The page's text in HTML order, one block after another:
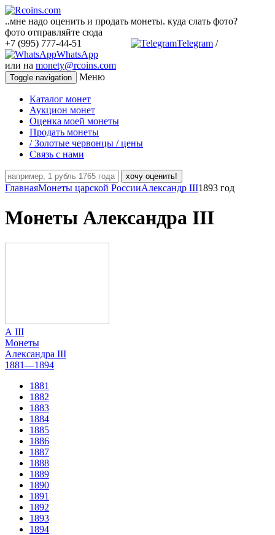
..мне надо оценить и продать монеты. куда слать фото?
фото отправляйте сюда
+7 (995) 777-44-51
Telegram /
WhatsApp
или на monety@rcoins.com
Toggle navigation Меню
Каталог монет
Аукцион монет
Оценка моей монеты
Продать монеты
/ Золотые червонцы / цены
Связь с нами
хочу оценить!
ГлавнаяМонеты царской РоссииАлександр III1893 год
Монеты Александра III
А III
Монеты
Александра III
1881—1894
1881
1882
1883
1884
1885
1886
1887
1888
1889
1890
1891
1892
1893
1894